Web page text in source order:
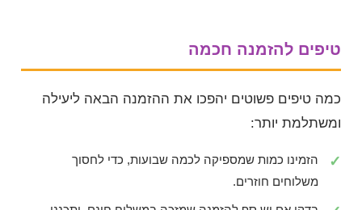
טיפים להזמנה חכמה
כמה טיפים פשוטים יהפכו את ההזמנה הבאה ליעילה
ומשתלמת יותר:
הזמינו כמות שמספיקה לכמה שבועות, כדי לחסוך
משלוחים חוזרים.